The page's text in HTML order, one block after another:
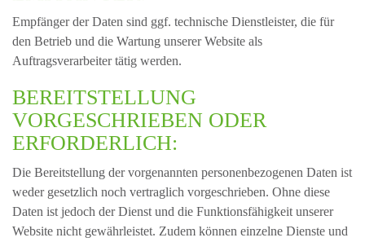
Empfänger der Daten sind ggf. technische Dienstleister, die für
den Betrieb und die Wartung unserer Website als
Auftragsverarbeiter tätig werden.
BEREITSTELLUNG
VORGESCHRIEBEN ODER
ERFORDERLICH:
Die Bereitstellung der vorgenannten personenbezogenen Daten ist
weder gesetzlich noch vertraglich vorgeschrieben. Ohne diese
Daten ist jedoch der Dienst und die Funktionsfähigkeit unserer
Website nicht gewährleistet. Zudem können einzelne Dienste und